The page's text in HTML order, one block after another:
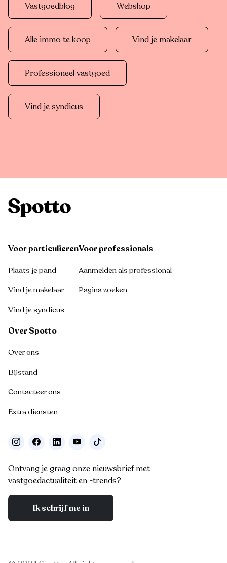
Vastgoedblog Webshop
Alle immo te koop Vind je makelaar
Professioneel vastgoed
Vind je syndicus
Voor particulieren
Plaats je pand
Vind je makelaar
Vind je syndicus
Voor professionals
Aanmelden als professional
Pagina zoeken
Over Spotto
Over ons
Bijstand
Contacteer ons
Extra diensten
Ontvang je graag onze nieuwsbrief met
vastgoedactualiteit en -trends?
Ik schrijf me in